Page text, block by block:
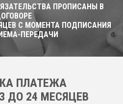
ПРОПИСАНЫ В
С МОМЕНТА ПОДПИСАНИЯ
ПЕРЕДАЧИ
ПЛАТЕЖА
ДО 24 МЕСЯЦЕВ